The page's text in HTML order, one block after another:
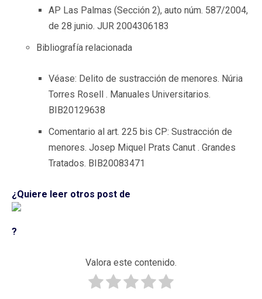
AP Las Palmas (Sección 2), auto núm. 587/2004,
de 28 junio. JUR 2004306183
Bibliografía relacionada
Véase: Delito de sustracción de menores. Núria
Torres Rosell . Manuales Universitarios.
BIB20129638
Comentario al art. 225 bis CP: Sustracción de
menores. Josep Miquel Prats Canut . Grandes
Tratados. BIB20083471
¿Quiere leer otros post de
?
Valora este contenido.